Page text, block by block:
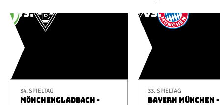
34. SPIELTAG
MÖNCHENGLADBACH -
33. SPIELTAG
BAYERN MÜNCHEN -